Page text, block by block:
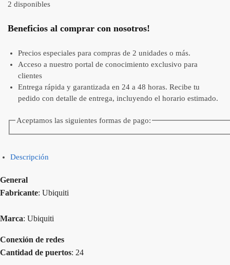
2 disponibles
Beneficios al comprar con nosotros!
Precios especiales para compras de 2 unidades o más.
Acceso a nuestro portal de conocimiento exclusivo para
clientes
Entrega rápida y garantizada en 24 a 48 horas. Recibe tu
pedido con detalle de entrega, incluyendo el horario estimado.
Aceptamos las siguientes formas de pago:
Descripción
General
Fabricante: Ubiquiti
Marca: Ubiquiti
Conexión de redes
Cantidad de puertos: 24